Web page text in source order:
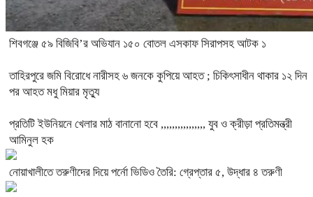
শিবগঞ্জে ৫৯ বিজিবি’র অভিযান ১৫০ বোতল এসকাফ সিরাপসহ আটক ১
তাহিরপুরে জমি বিরোধে নারীসহ ৬ জনকে কুপিয়ে আহত ; চিকিৎসাধীন থাকার ১২ দিন
পর আহত মধু মিয়ার মৃত্যু
প্রতিটি ইউনিয়নে খেলার মাঠ বানানো হবে ,,,,,,,,,,,,,,,, যুব ও ক্রীড়া প্রতিমন্ত্রী
আমিনুল হক
নোয়াখালীতে তরুণীদের দিয়ে পর্নো ভিডিও তৈরি: গ্রেপ্তার ৫, উদ্ধার ৪ তরুণী